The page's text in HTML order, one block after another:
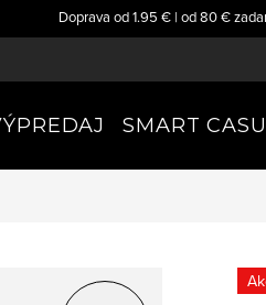
Doprava od 1.95 € | od 80 €
SMART